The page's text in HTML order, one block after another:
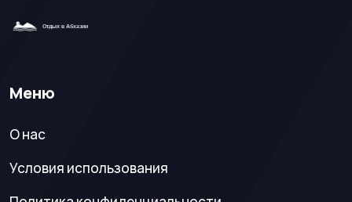
Меню
О нас
Условия использования